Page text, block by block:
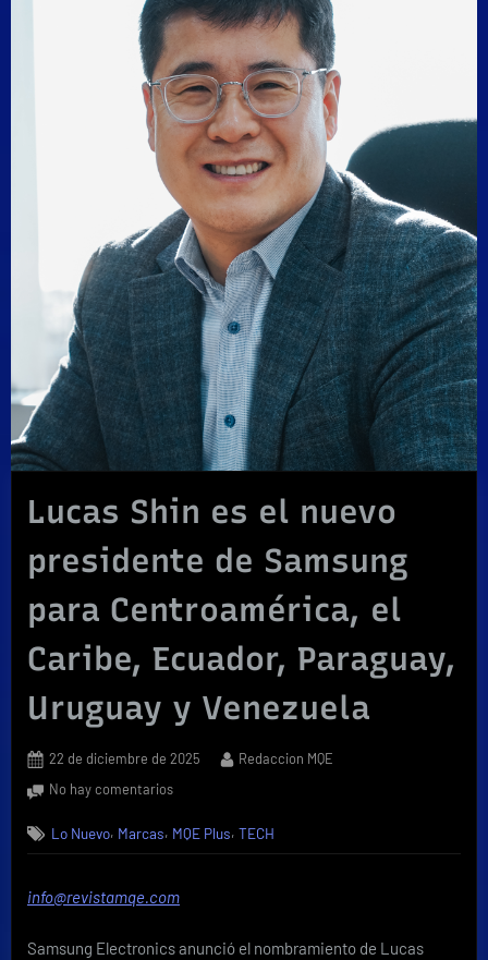
Lucas Shin es el nuevo
presidente de Samsung
para Centroamérica, el
Caribe, Ecuador, Paraguay,
Uruguay y Venezuela
Posted
on
22 de diciembre de 2025 By
Redaccion MQE
No hay comentariosen
Shin
es
nuevo
de
Lo Nuevo, Marcas, MQE Plus,TECH
info@revistamqe.com
Samsung Electronics anunció el nombramiento de Lucas